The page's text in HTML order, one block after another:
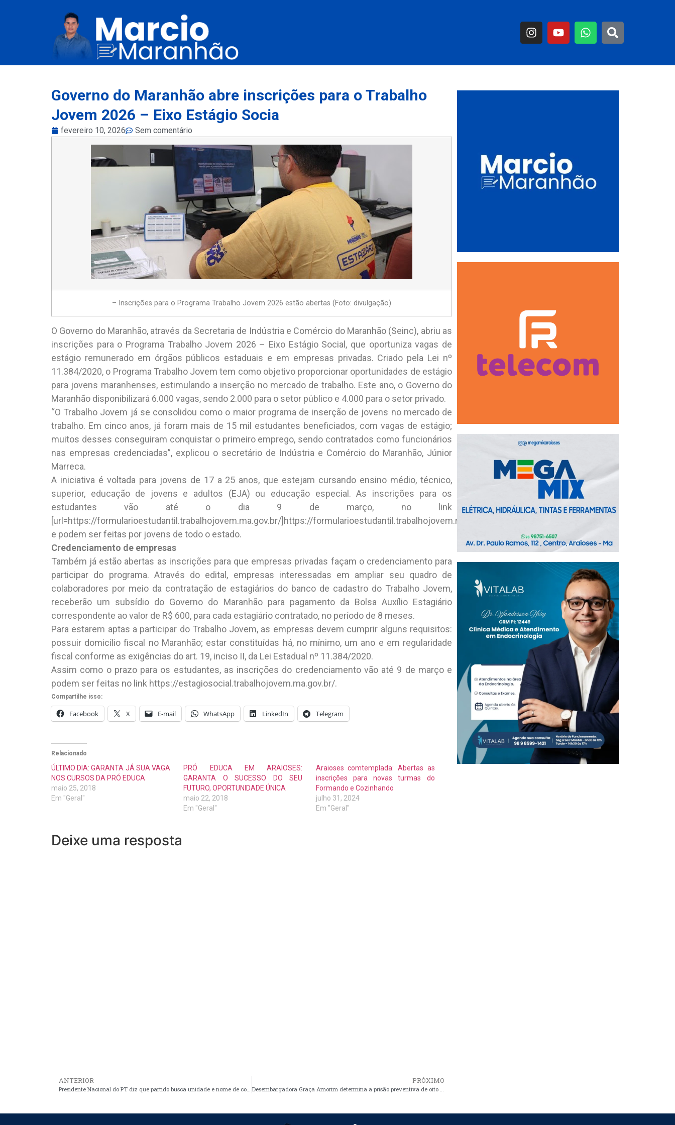
Governo do Maranhão abre inscrições para o Trabalho
Jovem 2026 – Eixo Estágio Socia
fevereiro 10, 2026 Sem comentário
– Inscrições para o Programa Trabalho Jovem 2026 estão abertas (Foto: divulgação)
O Governo do Maranhão, através da Secretaria de Indústria e Comércio do Maranhão (Seinc), abriu as
inscrições para o Programa Trabalho Jovem 2026 – Eixo Estágio Social, que oportuniza vagas de
estágio remunerado em órgãos públicos estaduais e em empresas privadas. Criado pela Lei nº
11.384/2020, o Programa Trabalho Jovem tem como objetivo proporcionar oportunidades de estágio
para jovens maranhenses, estimulando a inserção no mercado de trabalho. Este ano, o Governo do
Maranhão disponibilizará 6.000 vagas, sendo 2.000 para o setor público e 4.000 para o setor privado.
“O Trabalho Jovem já se consolidou como o maior programa de inserção de jovens no mercado de
trabalho. Em cinco anos, já foram mais de 15 mil estudantes beneficiados, com vagas de estágio;
muitos desses conseguiram conquistar o primeiro emprego, sendo contratados como funcionários
nas empresas credenciadas”, explicou o secretário de Indústria e Comércio do Maranhão, Júnior
Marreca.
A iniciativa é voltada para jovens de 17 a 25 anos, que estejam cursando ensino médio, técnico,
superior, educação de jovens e adultos (EJA) ou educação especial. As inscrições para os
estudantes vão até o dia 9 de março, no link
[url=https://formularioestudantil.trabalhojovem.ma.gov.br/]https://formularioestudantil.trabalhojovem.ma.gov.br/[/url]
e podem ser feitas por jovens de todo o estado.
Credenciamento de empresas
Também já estão abertas as inscrições para que empresas privadas façam o credenciamento para
participar do programa. Através do edital, empresas interessadas em ampliar seu quadro de
colaboradores por meio da contratação de estagiários do banco de cadastro do Trabalho Jovem,
receberão um subsídio do Governo do Maranhão para pagamento da Bolsa Auxílio Estagiário
correspondente ao valor de R$ 600, para cada estagiário contratado, no período de 8 meses.
Para estarem aptas a participar do Trabalho Jovem, as empresas devem cumprir alguns requisitos:
possuir domicílio fiscal no Maranhão; estar constituídas há, no mínimo, um ano e em regularidade
fiscal conforme as exigências do art. 19, inciso II, da Lei Estadual nº 11.384/2020.
Assim como o prazo para os estudantes, as inscrições do credenciamento vão até 9 de março e
podem ser feitas no link https://estagiosocial.trabalhojovem.ma.gov.br/.
Compartilhe isso:
Facebook X E-mail WhatsApp LinkedIn Telegram
Relacionado
ÚLTIMO DIA: GARANTA JÁ SUA VAGA
NOS CURSOS DA PRÓ EDUCA
maio 25, 2018
Em "Geral"
PRÓ EDUCA EM ARAIOSES:
GARANTA O SUCESSO DO SEU
FUTURO, OPORTUNIDADE ÚNICA
maio 22, 2018
Em "Geral"
Araioses comtemplada: Abertas as
inscrições para novas turmas do
Formando e Cozinhando
julho 31, 2024
Em "Geral"
Deixe uma resposta
ANTERIOR PRÓXIMO